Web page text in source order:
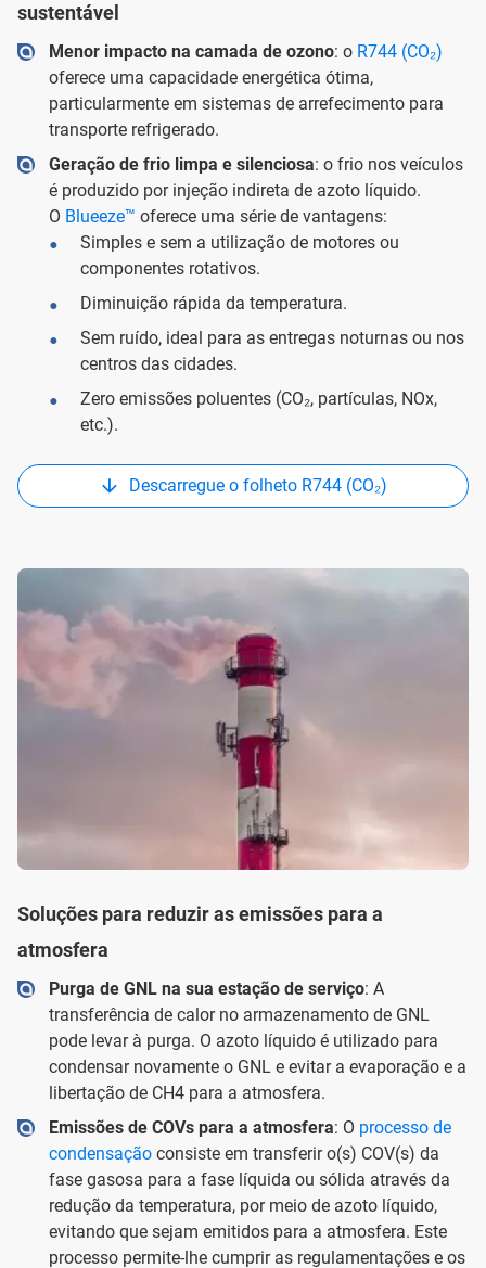
sustentável
Menor impacto na camada de ozono: o R744 (CO₂)
oferece uma capacidade energética ótima,
particularmente em sistemas de arrefecimento para
transporte refrigerado.
Geração de frio limpa e silenciosa: o frio nos veículos
é produzido por injeção indireta de azoto líquido.
O Blueeze™ oferece uma série de vantagens:
Simples e sem a utilização de motores ou
componentes rotativos.
Diminuição rápida da temperatura.
Sem ruído, ideal para as entregas noturnas ou nos
centros das cidades.
Zero emissões poluentes (CO₂, partículas, NOx,
etc.).
Descarregue o folheto R744 (CO₂)
Soluções para reduzir as emissões para a
atmosfera
Purga de GNL na sua estação de serviço: A
transferência de calor no armazenamento de GNL
pode levar à purga. O azoto líquido é utilizado para
condensar novamente o GNL e evitar a evaporação e a
libertação de CH4 para a atmosfera.
Emissões de COVs para a atmosfera: O processo de
condensaçãoconsiste em transferir o(s) COV(s) da
fase gasosa para a fase líquida ou sólida através da
redução da temperatura, por meio de azoto líquido,
evitando que sejam emitidos para a atmosfera. Este
processo permite-lhe cumprir as regulamentações e os